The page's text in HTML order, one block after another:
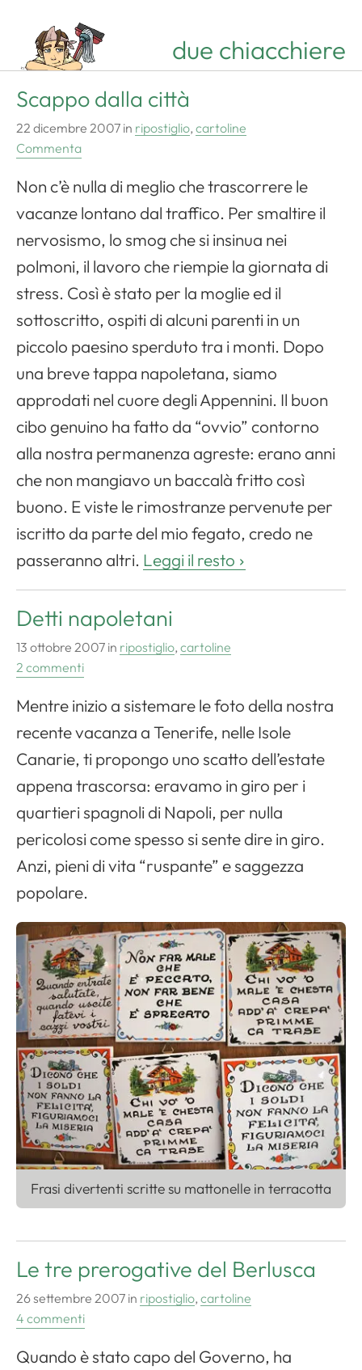
due chiacchiere
Scappo dalla città
22 dicembre 2007 in ripostiglio, cartoline
Commenta
Non c’è nulla di meglio che trascorrere le
vacanze lontano dal traffico. Per smaltire il
nervosismo, lo smog che si insinua nei
polmoni, il lavoro che riempie la giornata di
stress. Così è stato per la moglie ed il
sottoscritto, ospiti di alcuni parenti in un
piccolo paesino sperduto tra i monti. Dopo
una breve tappa napoletana, siamo
approdati nel cuore degli Appennini. Il buon
cibo genuino ha fatto da “ovvio” contorno
alla nostra permanenza agreste: erano anni
che non mangiavo un baccalà fritto così
buono. E viste le rimostranze pervenute per
iscritto da parte del mio fegato, credo ne
passeranno altri. Leggi il resto
Detti napoletani
13 ottobre 2007 in ripostiglio, cartoline
2 commenti
Mentre inizio a sistemare le foto della nostra
recente vacanza a Tenerife, nelle Isole
Canarie, ti propongo uno scatto dell’estate
appena trascorsa: eravamo in giro per i
quartieri spagnoli di Napoli, per nulla
pericolosi come spesso si sente dire in giro.
Anzi, pieni di vita “ruspante” e saggezza
popolare.
Frasi divertenti scritte su mattonelle in terracotta
Le tre prerogative del Berlusca
26 settembre 2007 in ripostiglio, cartoline
4 commenti
Quando è stato capo del Governo, ha